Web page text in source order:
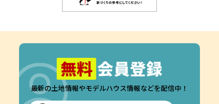
最新の土地情報やモデルハウス情報などを配信中！